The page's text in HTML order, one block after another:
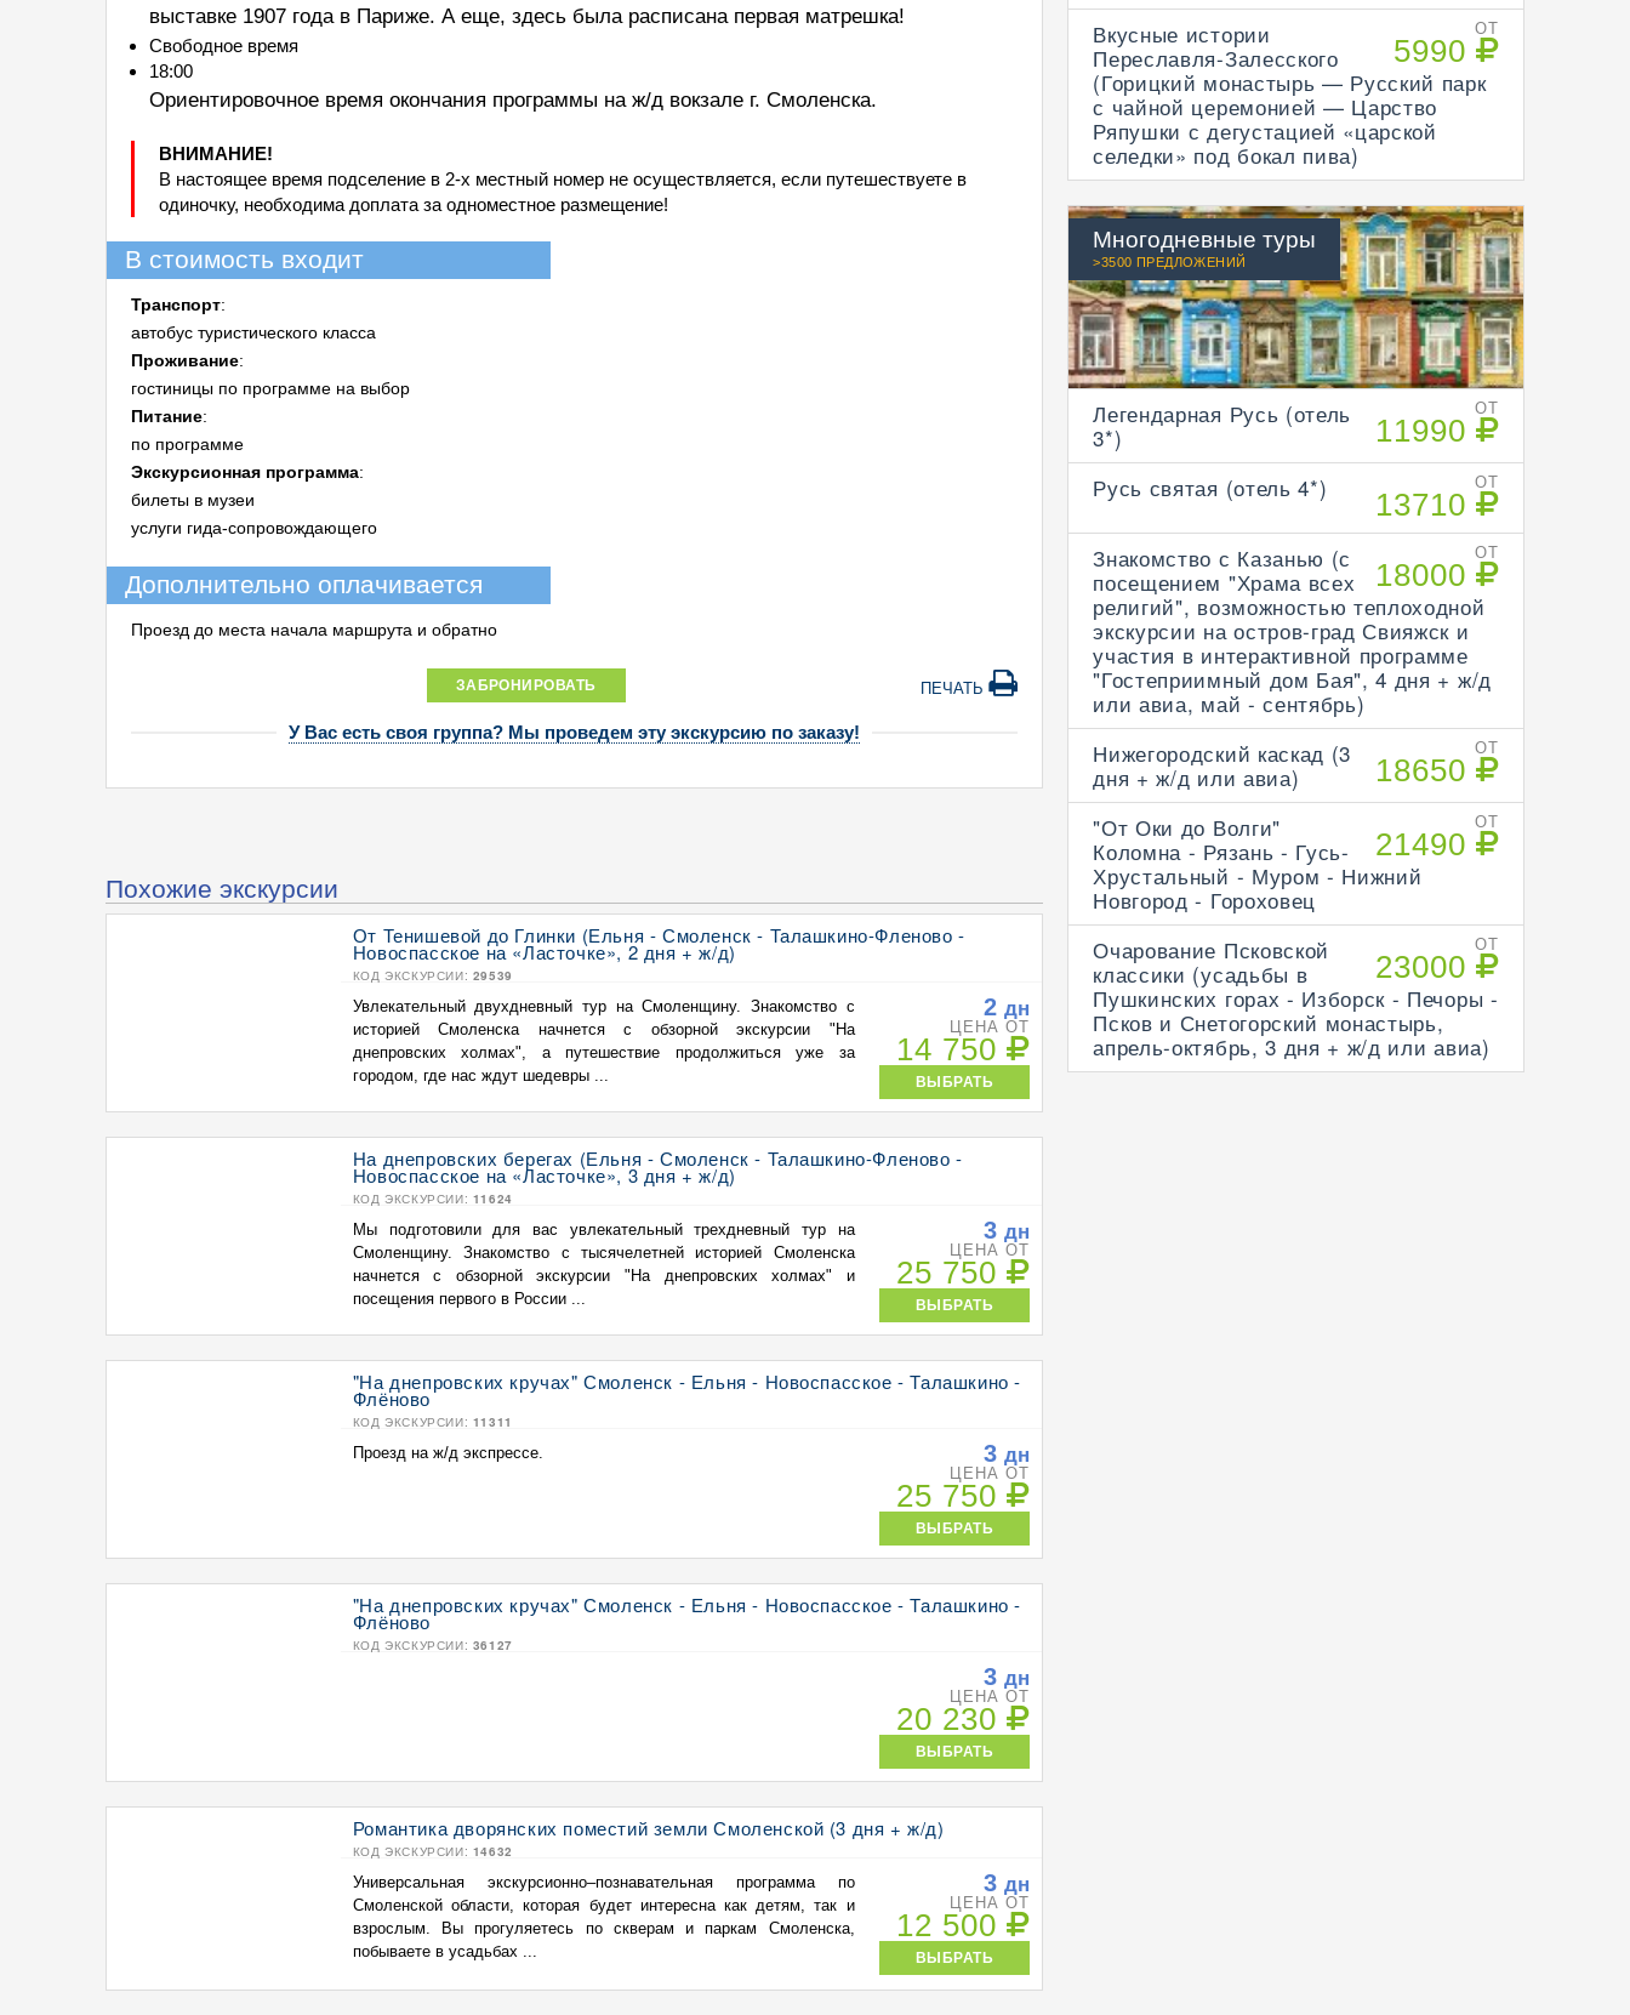
выставке 1907 года в Париже. А еще, здесь была расписана первая матрешка!
Свободное время
18:00
Ориентировочное время окончания программы на ж/д вокзале г. Смоленска.
ВНИМАНИЕ!
В настоящее время подселение в 2-х местный номер не осуществляется, если путешествуете в
одиночку, необходима доплата за одноместное размещение!
В стоимость входит
Транспорт:
автобус туристического класса
Проживание:
гостиницы по программе на выбор
Питание:
по программе
Экскурсионная программа:
билеты в музеи
услуги гида-сопровождающего
Дополнительно оплачивается
Проезд до места начала маршрута и обратно
ЗАБРОНИРОВАТЬ ПЕЧАТЬ
У Вас есть своя группа? Мы проведем эту экскурсию по заказу!
Похожие экскурсии
От Тенишевой до Глинки (Ельня - Смоленск - Талашкино-Фленово -
Новоспасское на «Ласточке», 2 дня + ж/д)
КОД ЭКСКУРСИИ: 29539
Увлекательный двухдневный тур на Смоленщину. Знакомство с
историей Смоленска начнется с обзорной экскурсии "На
днепровских холмах", а путешествие продолжиться уже за
городом, где нас ждут шедевры ...
2дн
ЦЕНА ОТ
14 750
ВЫБРАТЬ
На днепровских берегах (Ельня - Смоленск - Талашкино-Фленово -
Новоспасское на «Ласточке», 3 дня + ж/д)
КОД ЭКСКУРСИИ: 11624
Мы подготовили для вас увлекательный трехдневный тур на
Смоленщину. Знакомство с тысячелетней историей Смоленска
начнется с обзорной экскурсии "На днепровских холмах" и
посещения первого в России ...
3дн
ЦЕНА ОТ
25 750
ВЫБРАТЬ
"На днепровских кручах" Смоленск - Ельня - Новоспасское - Талашкино -
Флёново
КОД ЭКСКУРСИИ: 11311
Проезд на ж/д экспрессе. 3дн
ЦЕНА ОТ
25 750
ВЫБРАТЬ
"На днепровских кручах" Смоленск - Ельня - Новоспасское - Талашкино -
Флёново
КОД ЭКСКУРСИИ: 36127
3дн
ЦЕНА ОТ
20 230
ВЫБРАТЬ
Романтика дворянских поместий земли Смоленской (3 дня + ж/д)
КОД ЭКСКУРСИИ: 14632
Универсальная экскурсионно–познавательная программа по
Смоленской области, которая будет интересна как детям, так и
взрослым. Вы прогуляетесь по скверам и паркам Смоленска,
побываете в усадьбах ...
3дн
ЦЕНА ОТ
12 500
ВЫБРАТЬ
ОТ
5990
Вкусные истории
Переславля-Залесского
(Горицкий монастырь — Русский парк
с чайной церемонией — Царство
Ряпушки с дегустацией «царской
селедки» под бокал пива)
Многодневные туры
>3500 ПРЕДЛОЖЕНИЙ
ОТ
11990
Легендарная Русь (отель
3*)
ОТ
13710
Русь святая (отель 4*)
ОТ
18000
Знакомство с Казанью (с
посещением "Храма всех
религий", возможностью теплоходной
экскурсии на остров-град Свияжск и
участия в интерактивной программе
"Гостеприимный дом Бая", 4 дня + ж/д
или авиа, май - сентябрь)
ОТ
18650
Нижегородский каскад (3
дня + ж/д или авиа)
ОТ
21490
"От Оки до Волги"
Коломна - Рязань - Гусь-
Хрустальный - Муром - Нижний
Новгород - Гороховец
ОТ
23000
Очарование Псковской
классики (усадьбы в
Пушкинских горах - Изборск - Печоры -
Псков и Снетогорский монастырь,
апрель-октябрь, 3 дня + ж/д или авиа)